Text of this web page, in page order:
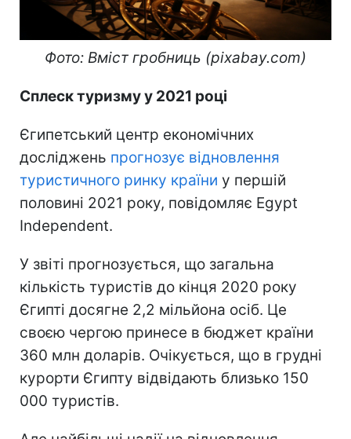
Фото: Вміст гробниць (pixabay.com)
Сплеск туризму у 2021 році
Єгипетський центр економічних
досліджень прогнозує відновлення
туристичного ринку країни у першій
половині 2021 року, повідомляє Egypt
Independent.
У звіті прогнозується, що загальна
кількість туристів до кінця 2020 року
Єгипті досягне 2,2 мільйона осіб. Це
своєю чергою принесе в бюджет країни
360 млн доларів. Очікується, що в грудні
курорти Єгипту відвідають близько 150
000 туристів.